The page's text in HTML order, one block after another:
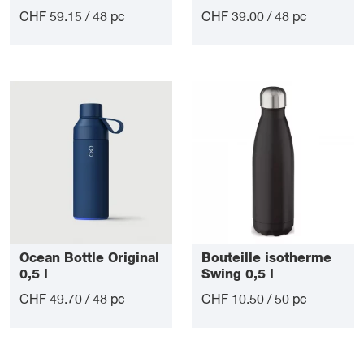
CHF 59.15 / 48 pc
CHF 39.00 / 48 pc
Ocean Bottle Original
0,5 l
CHF 49.70 / 48 pc
Bouteille isotherme
Swing 0,5 l
CHF 10.50 / 50 pc